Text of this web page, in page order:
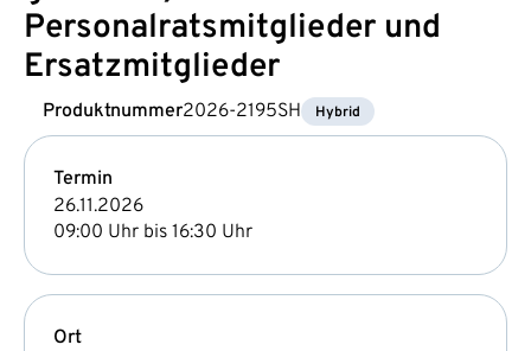
Personalratsmitglieder und
Ersatzmitglieder
Produktnummer2026-2195SH Hybrid
Termin
26.11.2026
09:00 Uhr bis 16:30 Uhr
Ort